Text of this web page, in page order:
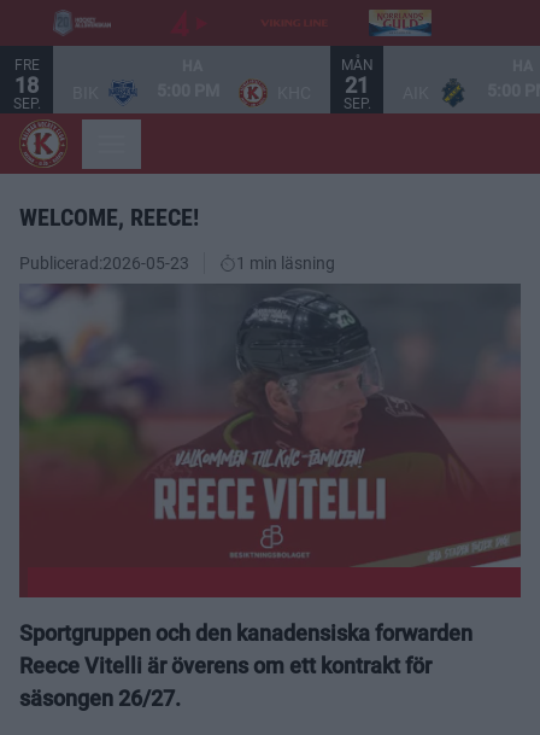
FRE
18
SEP.
MÅN
21
SEP.
WELCOME, REECE!
Publicerad:2026-05-23 1 min läsning
Sportgruppen och den kanadensiska forwarden
Reece Vitelli är överens om ett kontrakt för
säsongen 26/27.